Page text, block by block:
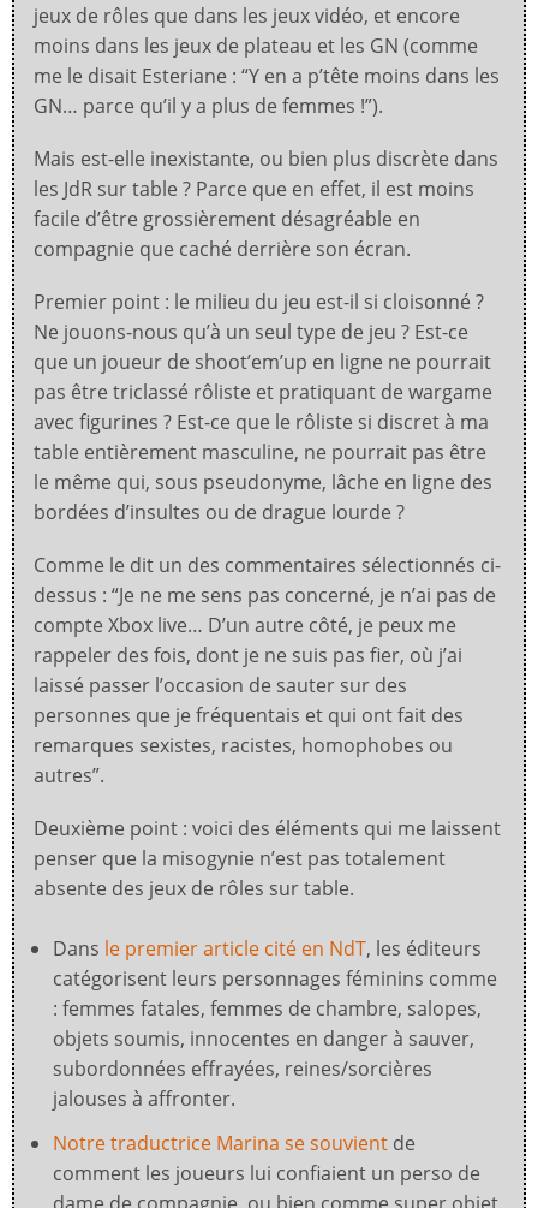
jeux de rôles que dans les jeux vidéo, et encore
moins dans les jeux de plateau et les GN (comme
me le disait Esteriane : “Y en a p’tête moins dans les
GN… parce qu’il y a plus de femmes !”).
Mais est-elle inexistante, ou bien plus discrète dans
les JdR sur table ? Parce que en effet, il est moins
facile d’être grossièrement désagréable en
compagnie que caché derrière son écran.
Premier point : le milieu du jeu est-il si cloisonné ?
Ne jouons-nous qu’à un seul type de jeu ? Est-ce
que un joueur de shoot’em’up en ligne ne pourrait
pas être triclassé rôliste et pratiquant de wargame
avec figurines ? Est-ce que le rôliste si discret à ma
table entièrement masculine, ne pourrait pas être
le même qui, sous pseudonyme, lâche en ligne des
bordées d’insultes ou de drague lourde ?
Comme le dit un des commentaires sélectionnés ci-
dessus : “Je ne me sens pas concerné, je n’ai pas de
compte Xbox live… D’un autre côté, je peux me
rappeler des fois, dont je ne suis pas fier, où j’ai
laissé passer l’occasion de sauter sur des
personnes que je fréquentais et qui ont fait des
remarques sexistes, racistes, homophobes ou
autres”.
Deuxième point : voici des éléments qui me laissent
penser que la misogynie n’est pas totalement
absente des jeux de rôles sur table.
Dans le premier article cité en NdT, les éditeurs
catégorisent leurs personnages féminins comme
: femmes fatales, femmes de chambre, salopes,
objets soumis, innocentes en danger à sauver,
subordonnées effrayées, reines/sorcières
jalouses à affronter.
Notre traductrice Marina se souvient de
comment les joueurs lui confiaient un perso de